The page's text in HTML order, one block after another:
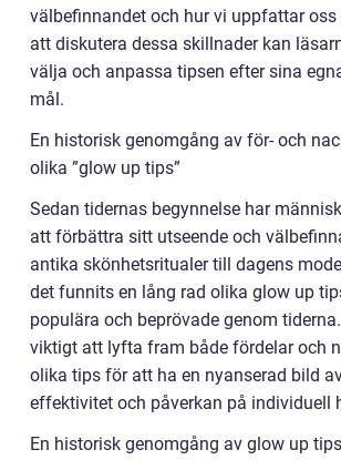
välbefinnandet och hur vi uppfattar oss
att diskutera dessa skillnader kan
välja och anpassa tipsen efter sina
mål.
En historisk genomgång av för- och
olika ”glow up tips”
Sedan tidernas begynnelse har
att förbättra sitt utseende och
antika skönhetsritualer till dagens
det funnits en lång rad olika glow up
populära och beprövade genom
viktigt att lyfta fram både fördelar och
olika tips för att ha en nyanserad bild
effektivitet och påverkan på individuell
En historisk genomgång av glow up